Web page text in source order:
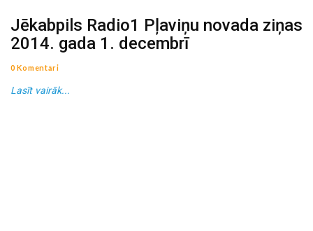
Jēkabpils Radio1 Pļaviņu novada ziņas
2014. gada 1. decembrī
0 Komentāri
Lasīt vairāk...